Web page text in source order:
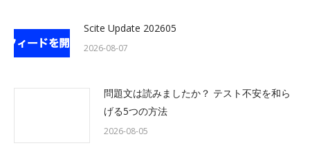
Scite Update 202605
2026-08-07
問題文は読みましたか？ テスト不安を和ら
げる5つの方法
2026-08-05